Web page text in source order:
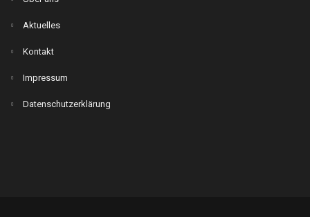
Aktuelles
Kontakt
Impressum
Datenschutzerklärung